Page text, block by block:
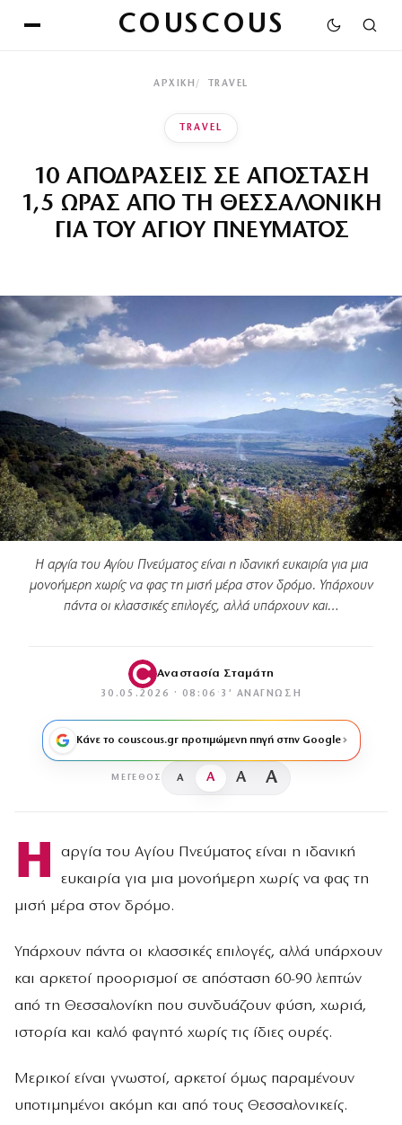
COUSCOUS
ΑΡΧΙΚΉ TRAVEL
TRAVEL
10 ΑΠΟΔΡΑΣΕΙΣ ΣΕ ΑΠΟΣΤΑΣΗ
1,5 ΩΡΑΣ ΑΠΟ ΤΗ ΘΕΣΣΑΛΟΝΙΚΗ
ΓΙΑ ΤΟΥ ΑΓΙΟΥ ΠΝΕΥΜΑΤΟΣ
Η αργία του Αγίου Πνεύματος είναι η ιδανική ευκαιρία για μια
μονοήμερη χωρίς να φας τη μισή μέρα στον δρόμο. Υπάρχουν
πάντα οι κλασσικές επιλογές, αλλά υπάρχουν και…
Αναστασία Σταμάτη
30.05.2026 · 08:06 · 3′ ΑΝΆΓΝΩΣΗ
Κάνε το couscous.gr προτιμώμενη πηγή στην Google
ΜΈΓΕΘΟΣ A A A A
Η
αργία του Αγίου Πνεύματος είναι η ιδανική
ευκαιρία για μια μονοήμερη χωρίς να φας τη
μισή μέρα στον δρόμο.
Υπάρχουν πάντα οι κλασσικές επιλογές, αλλά υπάρχουν
και αρκετοί προορισμοί σε απόσταση 60-90 λεπτών
από τη Θεσσαλονίκη που συνδυάζουν φύση, χωριά,
ιστορία και καλό φαγητό χωρίς τις ίδιες ουρές.
Μερικοί είναι γνωστοί, αρκετοί όμως παραμένουν
υποτιμημένοι ακόμη και από τους Θεσσαλονικείς.